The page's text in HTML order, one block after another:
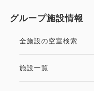
グループ施設情報
全施設の空室検索
施設一覧